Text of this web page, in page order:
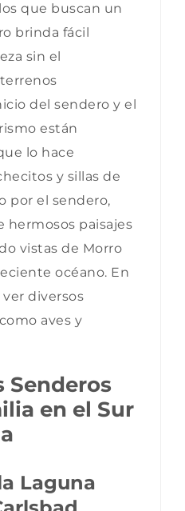
que buscan un
brinda fácil
sin el
del sendero y el
están
lo hace
y sillas de
por el sendero,
hermosos paisajes
vistas de Morro
océano. En
diversos
aves y
Senderos
en el Sur
Laguna